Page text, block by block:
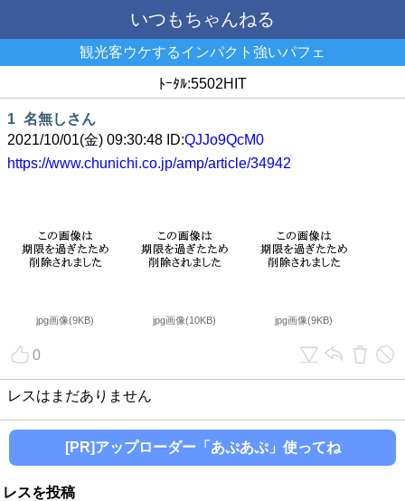
いつもちゃんねる
観光客ウケするインパクト強いパフェ
ﾄｰﾀﾙ:5502HIT
1 名無しさん
2021/10/01(金) 09:30:48 ID:QJJo9QcM0
https://www.chunichi.co.jp/amp/article/34942
jpg画像(9KB) jpg画像(10KB) jpg画像(9KB)
0
レスはまだありません
[PR]アップローダー「あぷあぷ」使ってね
レスを投稿